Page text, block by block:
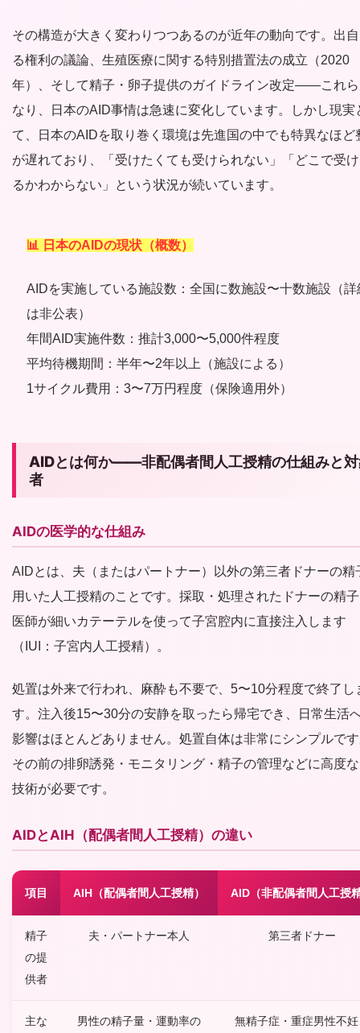
その構造が大きく変わりつつあるのが近年の動向です。出
る権利の議論、生殖医療に関する特別措置法の成立（2020
年）、そして精子・卵子提供のガイドライン改定——これ
なり、日本のAID事情は急速に変化しています。しかし現実
て、日本のAIDを取り巻く環境は先進国の中でも特異なほど
が遅れており、「受けたくても受けられない」「どこで受
るかわからない」という状況が続いています。
📊 日本のAIDの現状（概数）
AIDを実施している施設数：全国に数施設〜十数施設（詳
は非公表）
年間AID実施件数：推計3,000〜5,000件程度
平均待機期間：半年〜2年以上（施設による）
1サイクル費用：3〜7万円程度（保険適用外）
AIDとは何か——非配偶者間人工授精の仕組みと
者
AIDの医学的な仕組み
AIDとは、夫（またはパートナー）以外の第三者ドナーの精
用いた人工授精のことです。採取・処理されたドナーの精
医師が細いカテーテルを使って子宮腔内に直接注入します
（IUI：子宮内人工授精）。
処置は外来で行われ、麻酔も不要で、5〜10分程度で終了し
す。注入後15〜30分の安静を取ったら帰宅でき、日常生活
影響はほとんどありません。処置自体は非常にシンプルで
その前の排卵誘発・モニタリング・精子の管理などに高度
技術が必要です。
AIDとAIH（配偶者間人工授精）の違い
項目 AIH（配偶者間人工授精） AID（非配偶者間人工授
精子
の提
供者
夫・パートナー本人 第三者ドナー
主な
男性の精子量・運動率の
無精子症・重症男性不